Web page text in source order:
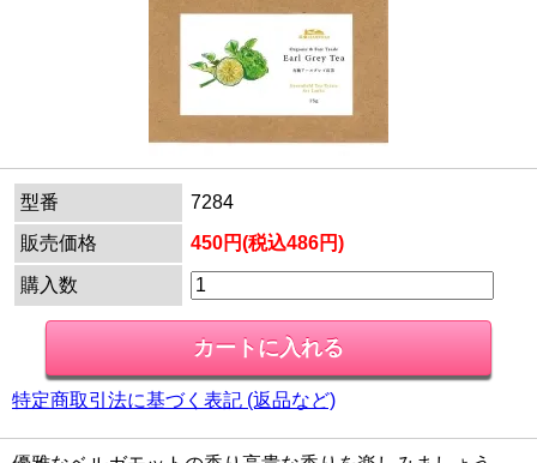
型番
7284
販売価格
450円(税込486円)
購入数
特定商取引法に基づく表記 (返品など)